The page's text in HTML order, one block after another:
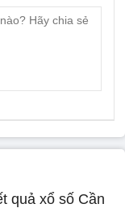
quả xổ số Cần